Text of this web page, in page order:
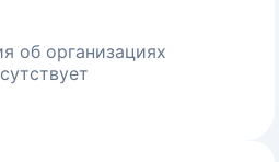
об организациях